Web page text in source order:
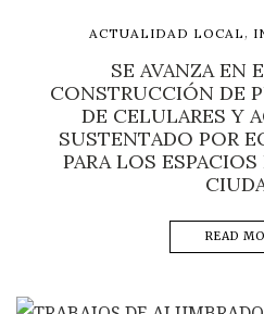
ACTUALIDAD LOCAL ,
SE AVANZA EN
CONSTRUCCIÓN DE
DE CELULARES Y
SUSTENTADO POR
PARA LOS
READ